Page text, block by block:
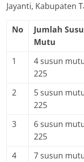
Jayanti, Kabupaten
No
Jumlah
Mutu
1
4 susun
225
2
5 susun
225
3
6 susun
225
4
7 susun